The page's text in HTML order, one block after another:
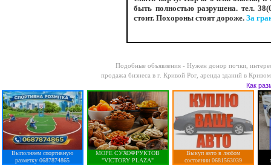
быть полностью разрушена. тел.
стоит. Похороны стоят дороже. За
Подобные объявления -Нужен донор почки,
продажа бизнеса в г. Кривой Рог,аренда зданий в
Как
Выполняем спортивную
разметку 0687874865
МОРЕ СУХОФРУКТОВ
"VICTORY PLAZA"
Выкуп авто в любом
состоянии 0681563039